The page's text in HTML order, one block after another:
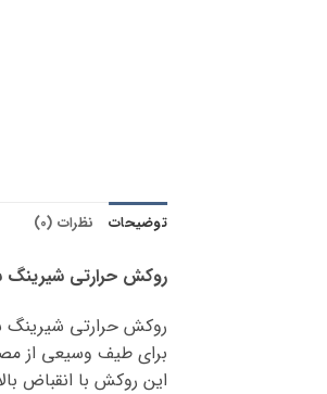
توضیحات نظرات (0)
روکش حرارتی شیرینگ
برای طیف وسیعی از
این روکش با انقباض بالای 3:1 خود، می‌تواند طیف وسیعی از قطرها را با تعداد محدودی از اندازه‌ها پوشش دهد. شوک حرارتی مجاز 300+